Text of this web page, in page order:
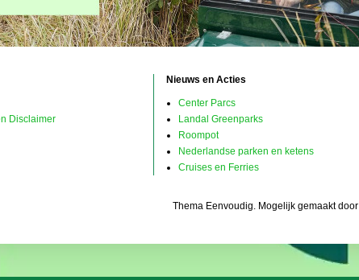
Disclaimer
Nieuws en Acties
Center Parcs
Landal Greenparks
Roompot
Nederlandse parken en ketens
Cruises en Ferries
Thema Eenvoudig. Mogelijk gemaakt door